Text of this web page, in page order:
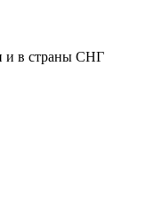
и в страны СНГ